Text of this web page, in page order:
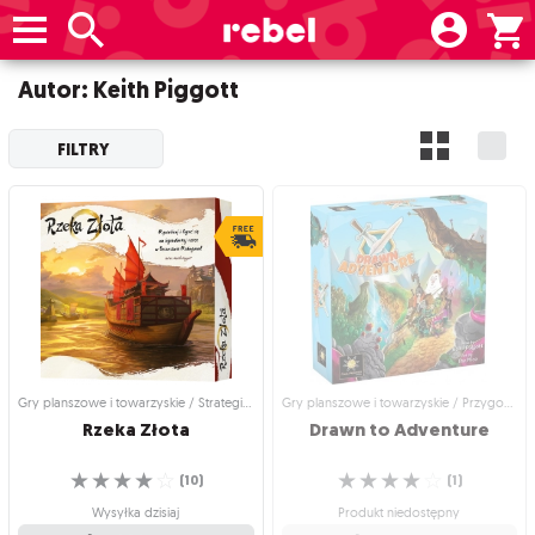
Autor: Keith Piggott
FILTRY
Gry planszowe i towarzyskie / Strategiczne gry planszowe
Rzeka Złota
☆
☆
☆
☆ (10)
Wysyłka dzisiaj
Gry planszowe i towarzyskie / Przygodowe gry planszowe
Drawn toAdventure
☆
☆
☆
☆ (1)
Produkt niedostępny